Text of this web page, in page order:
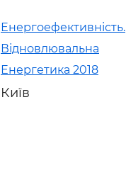
Енергоефективність.
Відновлювальна
Енергетика 2018
Київ